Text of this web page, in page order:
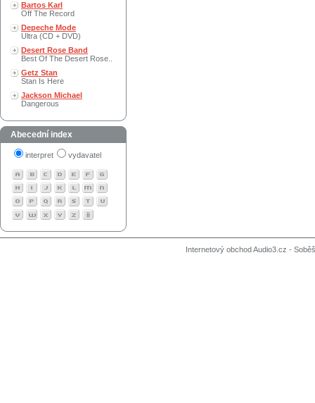
Bartos Karl
Off The Record
Depeche Mode
Ultra (CD + DVD)
Desert Rose Band
Best Of The Desert Rose..
Getz Stan
Stan Is Here
Jackson Michael
Dangerous
Abecední index
interpret vydavatel
Internetový obchod Audio3.cz -